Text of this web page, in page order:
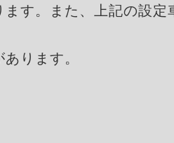
す。また、上記の設定
ります。